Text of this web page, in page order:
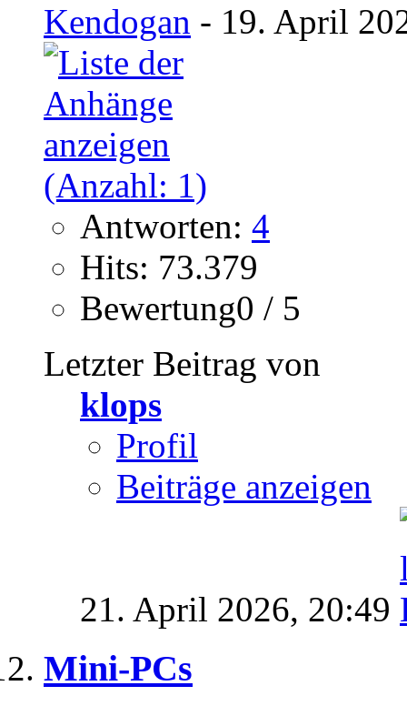
Kendogan - 19. April
Antworten: 4
Hits: 73.379
Bewertung0 / 5
Letzter Beitrag von
klops
Profil
Beiträge anzeigen
21. April 2026, 20:49
Mini-PCs